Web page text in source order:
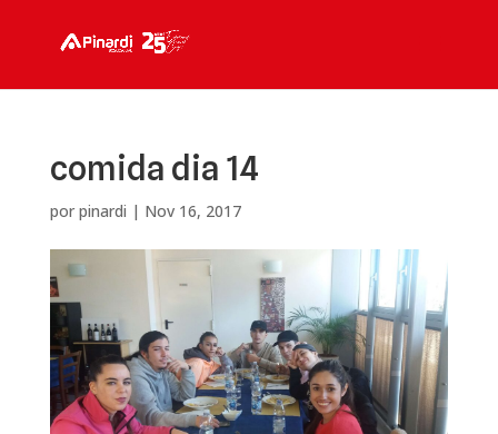
comida dia 14
por pinardi | Nov 16, 2017